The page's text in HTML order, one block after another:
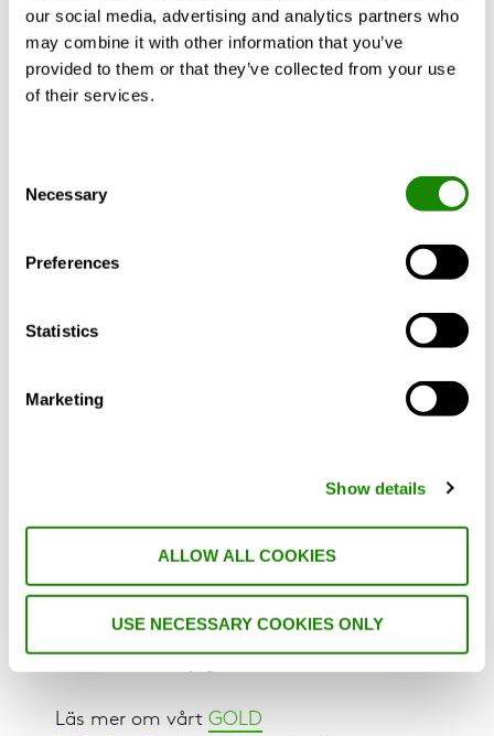
our social media, advertising and analytics partners who
may combine it with other information that you’ve
provided to them or that they’ve collected from your use
of their services.
Selection
Necessary
Preferences
Statistics
Marketing
Show details
ALLOW ALL COOKIES
USE NECESSARY COOKIES ONLY
materialval
Hittills har vi byggt två fungerande
005. Dessa enheter är konceptprodukter
detta vårt sätt att bana väg för framtiden.
träfibret i de nuvarande enheterna
och isolering – kan återvinnas. Genom att
luftbehandlingsaggregat och omdefiniera
Läs mer om vårt GOLD